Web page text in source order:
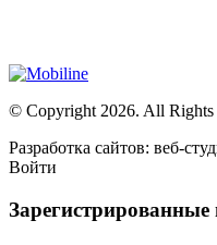
© Copyright 2026. All Rights
Разработка сайтов: веб-
Войти
Зарегистрированные